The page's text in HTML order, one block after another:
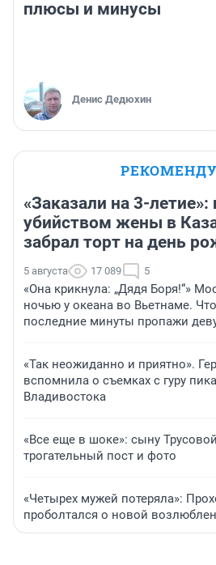
плюсы и минусы
Денис Дедюхин
«Заказали на 3-летие»:
убийством жены в
забрал торт на день
5 августа 17 089 5
«Она крикнула: „Дядя Боря!“»
ночью у океана во Вьетнаме.
последние минуты пропажи
«Так неожиданно и приятно».
вспомнила о съемках с гуру
Владивостока
«Все еще в шоке»: сыну
трогательный пост и фото
«Четырех мужей потеряла»:
проболтался о новой